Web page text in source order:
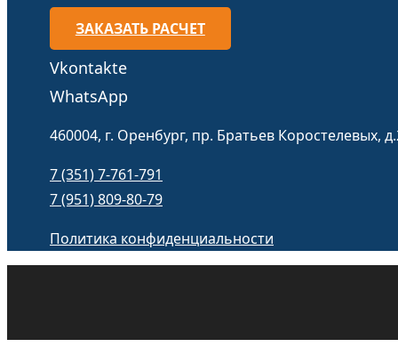
ЗАКАЗАТЬ РАСЧЕТ
Vkontakte
WhatsApp
460004, г. Оренбург, пр. Братьев Коростелевых,
7 (351) 7-761-791
7 (951) 809-80-79
Политика конфиденциальности